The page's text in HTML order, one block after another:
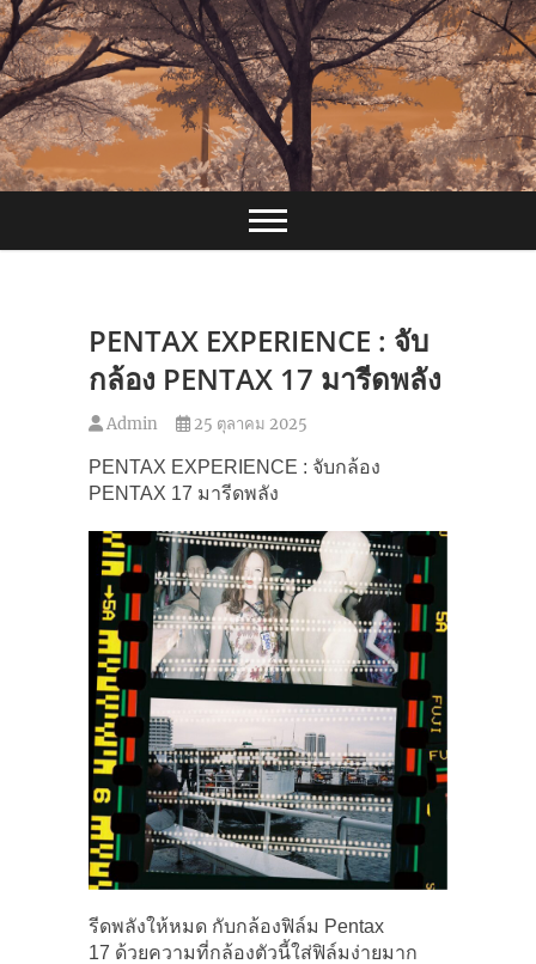
Skip
to
content
PENTAX EXPERIENCE : จับ
กล้อง PENTAX 17 มารีดพลัง
Admin 25 ตุลาคม 2025
PENTAX EXPERIENCE : จับกล้อง
PENTAX 17 มารีดพลัง
รีดพลังให้หมด กับกล้องฟิล์ม Pentax
17 ด้วยความที่กล้องตัวนี้ใส่ฟิล์มง่ายมาก